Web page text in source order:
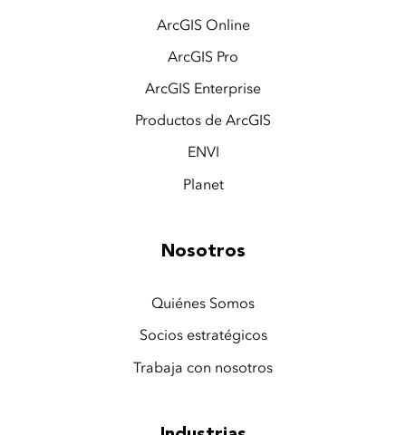
ArcGIS Online
ArcGIS Pro
ArcGIS Enterprise
Productos de ArcGIS
ENVI
Planet
Nosotros
Quiénes Somos
Socios estratégicos
Trabaja con nosotros